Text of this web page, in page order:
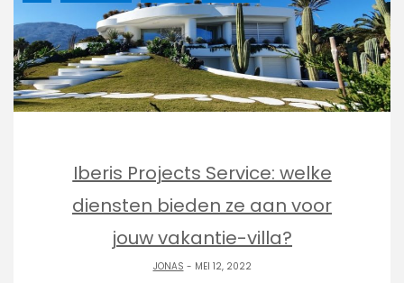
Iberis Projects Service: welke
diensten bieden ze aan voor
jouw vakantie-villa?
JONAS - MEI 12, 2022